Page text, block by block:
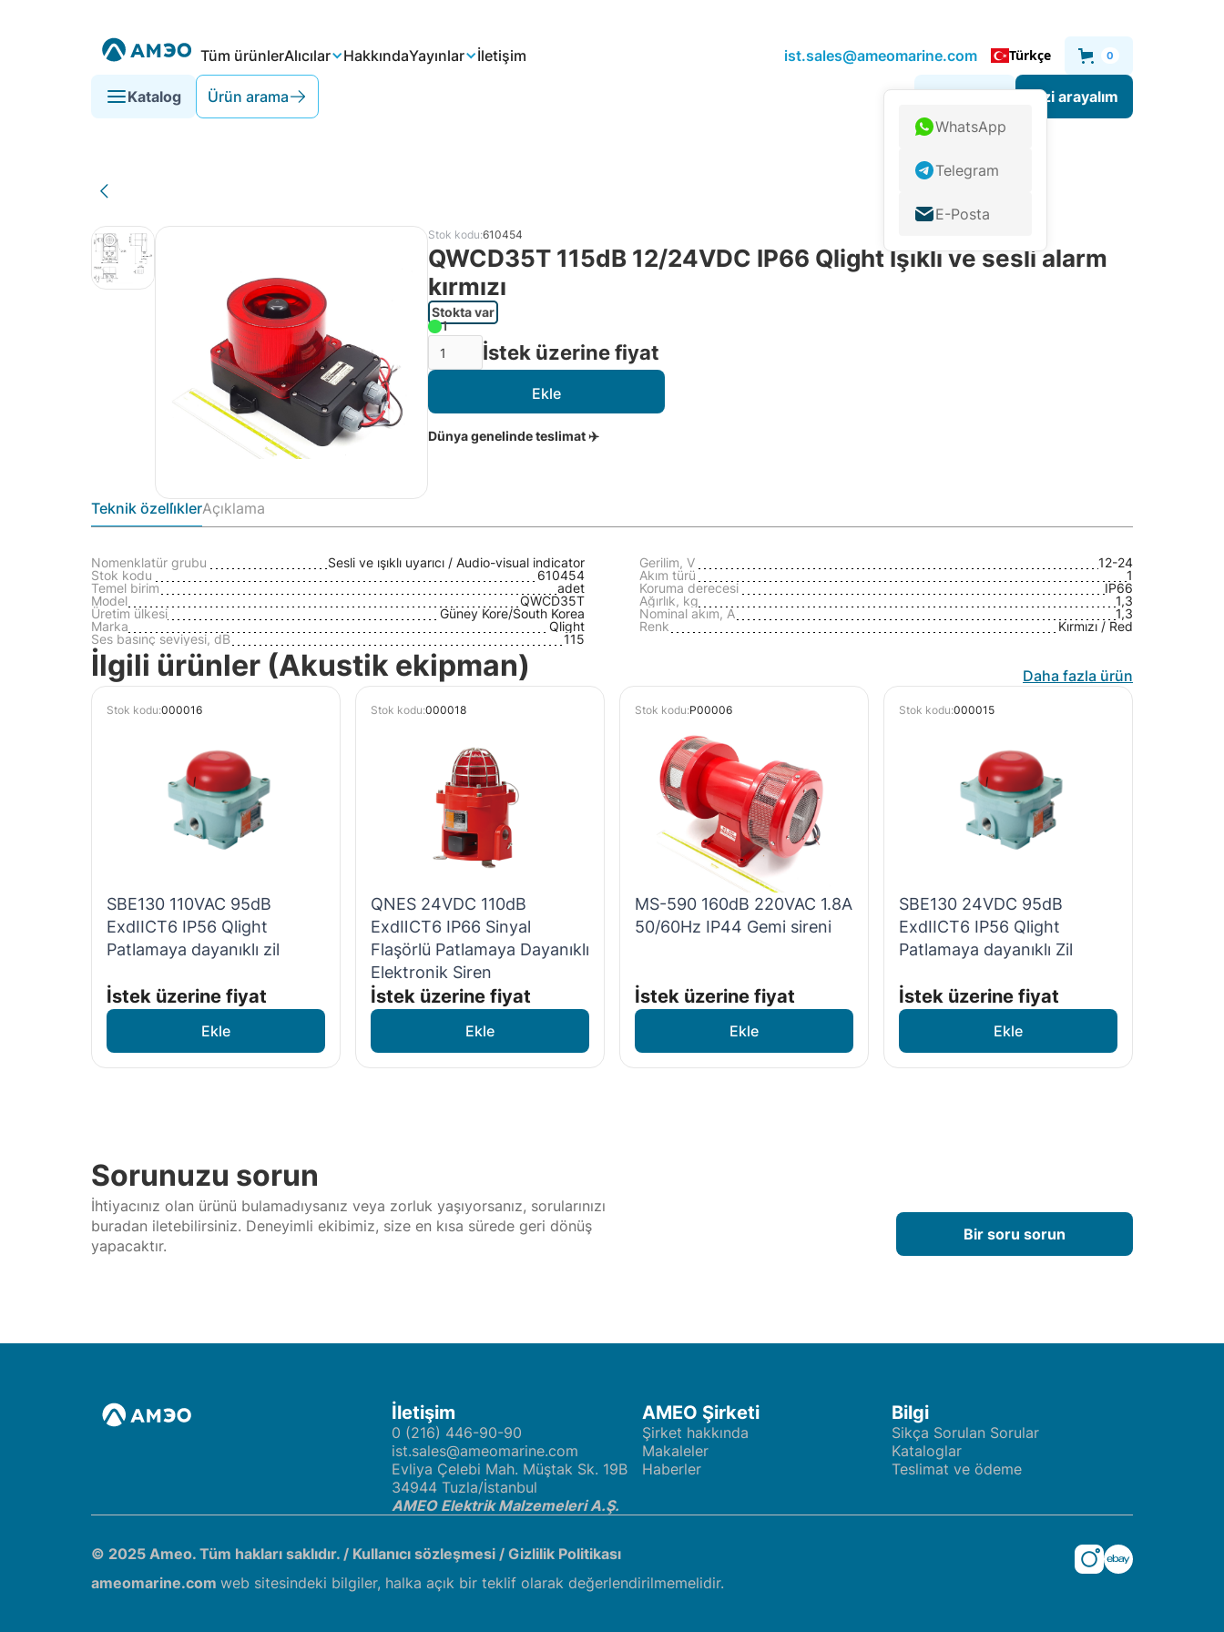
Tüm ürünlerAlıcılar HakkındaYayınlar İletişim ist.sales@ameomarine.com Türkçe 0
Katalog Ürün arama
WhatsApp
Telegram
E-Posta
Sizi arayalım
Stok kodu:610454
QWCD35T 115dB 12/24VDC IP66 Qlight Işıklı ve sesli alarm
kırmızı
Stokta var
1
İstek üzerine fiyat
Dünya genelinde teslimat ✈️
Teknik özelli̇klerAçıklama
Nomenklatür grubu
Sesli ve ışıklı uyarıcı / Audio-visual indicator
Stok kodu
610454
Temel birim
adet
Model
QWCD35T
Üretim ülkesi
Güney Kore/South Korea
Marka
Qlight
Ses basınç seviyesi, dB
115
Gerilim, V
12-24
Akım türü
1
Koruma derecesi
IP66
Ağırlık, kg
1,3
Nominal akım, A
1,3
Renk
Kırmızı / Red
İlgili ürünler (Akustik ekipman) Daha fazla ürün
Stok kodu:000016
SBE130 110VAC 95dB
ExdIICT6 IP56 Qlight
Patlamaya dayanıklı zil
İstek üzerine fiyat
Stok kodu:000018
QNES 24VDC 110dB
ExdⅡCT6 IP66 Sinyal
Flaşörlü Patlamaya Dayanıklı
Elektronik Siren
İstek üzerine fiyat
Stok kodu:P00006
MS-590 160dB 220VAC 1.8A
50/60Hz IP44 Gemi sireni
İstek üzerine fiyat
Stok kodu:000015
SBE130 24VDC 95dB
ExdIICT6 IP56 Qlight
Patlamaya dayanıklı Zil
İstek üzerine fiyat
Sorunuzu sorun
İhtiyacınız olan ürünü bulamadıysanız veya zorluk yaşıyorsanız, sorularınızı
buradan iletebilirsiniz. Deneyimli ekibimiz, size en kısa sürede geri dönüş
yapacaktır.
Bir soru sorun
İletişim
0 (216) 446-90-90
ist.sales@ameomarine.com
Evliya Çelebi Mah. Müştak Sk. 19B
34944 Tuzla/İstanbul
AMEO Elektrik Malzemeleri A.Ş.
AMEO Şirketi
Şirket hakkında
Makaleler
Haberler
Bilgi
Sikça Sorulan Sorular
Kataloglar
Teslimat ve ödeme
© 2025 Ameo. Tüm hakları saklıdır. / Kullanıcı sözleşmesi / Gizlilik Politikası
ameomarine.com web sitesindeki bilgiler, halka açık bir teklif olarak değerlendirilmemelidir.